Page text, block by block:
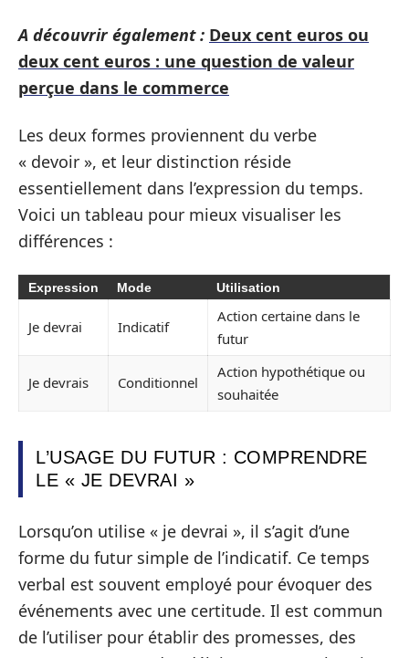
A découvrir également : Deux cent euros ou
deux cent euros : une question de valeur
perçue dans le commerce
Les deux formes proviennent du verbe
« devoir », et leur distinction réside
essentiellement dans l’expression du temps.
Voici un tableau pour mieux visualiser les
différences :
Expression Mode Utilisation
Je devrai Indicatif
Action certaine dans le
futur
Je devrais Conditionnel
Action hypothétique ou
souhaitée
L’USAGE DU FUTUR : COMPRENDRE
LE « JE DEVRAI »
Lorsqu’on utilise « je devrai », il s’agit d’une
forme du futur simple de l’indicatif. Ce temps
verbal est souvent employé pour évoquer des
événements avec une certitude. Il est commun
de l’utiliser pour établir des promesses, des